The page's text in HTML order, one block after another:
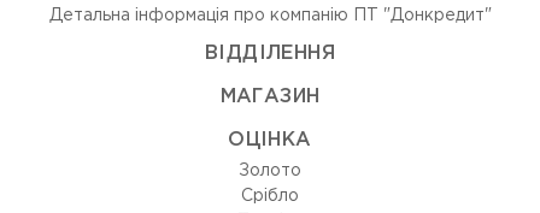
Детальна інформація про компанію ПТ "Донкредит"
ВIДДIЛЕННЯ
МАГАЗИН
ОЦIНКА
Золото
Срiбло